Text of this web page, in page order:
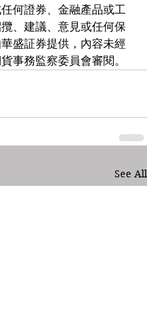
何證券、金融產品或工
、建議、意見或任何保
盛証券提供，內容未經
事務監察委員會審閱。
See All